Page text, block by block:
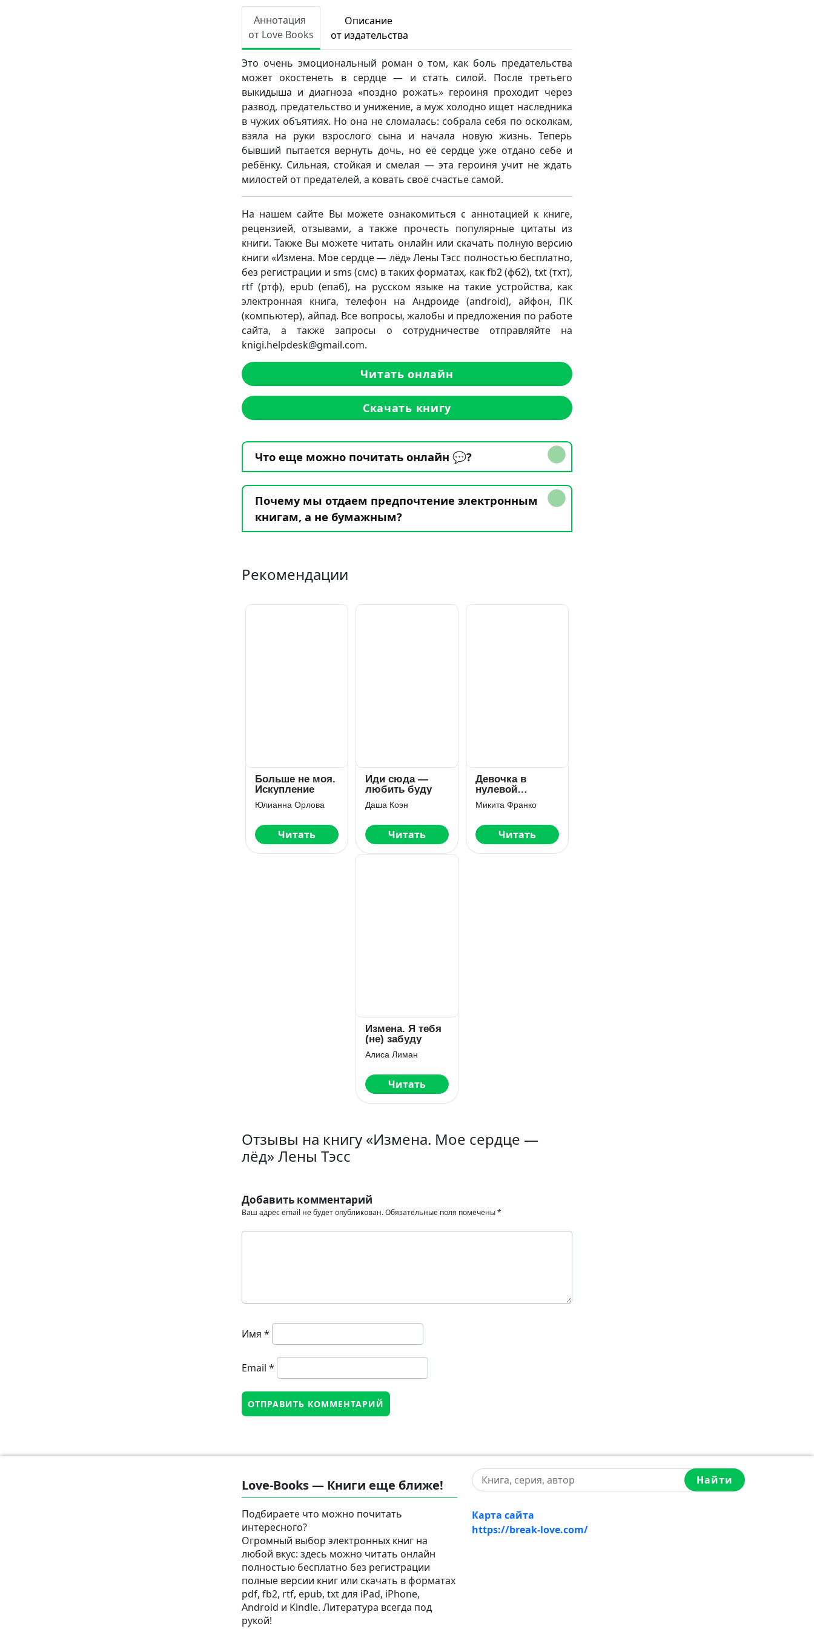
Аннотация
от Love Books
Описание
от издательства
Это очень эмоциональный роман о том, как боль предательства
может окостенеть в сердце — и стать силой. После третьего
выкидыша и диагноза «поздно рожать» героиня проходит через
развод, предательство и унижение, а муж холодно ищет наследника
в чужих объятиях. Но она не сломалась: собрала себя по осколкам,
взяла на руки взрослого сына и начала новую жизнь. Теперь
бывший пытается вернуть дочь, но её сердце уже отдано себе и
ребёнку. Сильная, стойкая и смелая — эта героиня учит не ждать
милостей от предателей, а ковать своё счастье самой.
На нашем сайте Вы можете ознакомиться с аннотацией к книге,
рецензией, отзывами, а также прочесть популярные цитаты из
книги. Также Вы можете читать онлайн или скачать полную версию
книги «Измена. Мое сердце — лёд» Лены Тэсс полностью бесплатно,
без регистрации и sms (смс) в таких форматах, как fb2 (фб2), txt (тхт),
rtf (ртф), epub (епаб), на русском языке на такие устройства, как
электронная книга, телефон на Андроиде (android), айфон, ПК
(компьютер), айпад. Все вопросы, жалобы и предложения по работе
сайта, а также запросы о сотрудничестве отправляйте на
knigi.helpdesk@gmail.com.
Читать онлайн
Скачать книгу
Что еще можно почитать онлайн 💬?
Почему мы отдаем предпочтение электронным
книгам, а не бумажным?
Рекомендации
Больше не моя.
Искупление
Юлианна Орлова
Читать
Иди сюда —
любить буду
Даша Коэн
Читать
Девочка в
нулевой
степени
(Девочка)⁰
Микита Франко
Читать
Измена. Я тебя
(не) забуду
Алиса Лиман
Читать
Отзывы на книгу «Измена. Мое сердце —
лёд» Лены Тэсс
Добавить комментарий
Ваш адрес email не будет опубликован.Обязательные поля помечены*
Имя *
Email *
Love-Books — Книги еще ближе!
Подбираете что можно почитать
интересного?
Огромный выбор электронных книг на
любой вкус: здесь можно читать онлайн
полностью бесплатно без регистрации
полные версии книг или скачать в форматах
pdf, fb2, rtf, epub, txt для iPad, iPhone,
Android и Kindle. Литература всегда под
рукой!
Найти
Карта сайта
https://break-love.com/